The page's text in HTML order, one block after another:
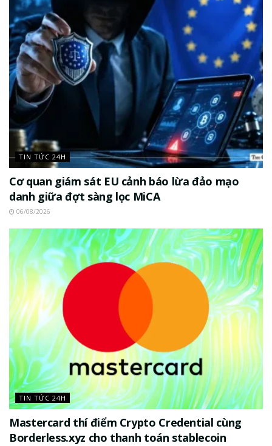
TIN TỨC 24H
Cơ quan giám sát EU cảnh báo lừa đảo mạo
danh giữa đợt sàng lọc MiCA
06/08/2026
TIN TỨC 24H
Mastercard thí điểm Crypto Credential cùng
Borderless.xyz cho thanh toán stablecoin